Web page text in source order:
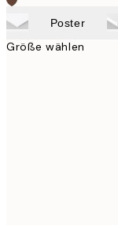
Poster
Größe wählen